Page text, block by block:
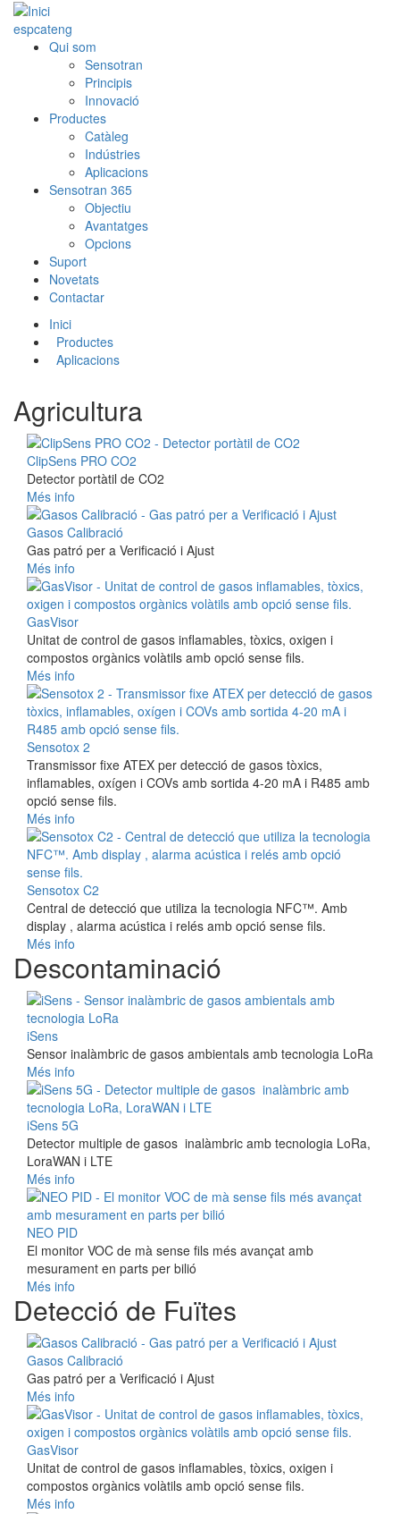
espcateng
Qui som
Sensotran
Principis
Innovació
Productes
Catàleg
Indústries
Aplicacions
Sensotran 365
Objectiu
Avantatges
Opcions
Suport
Novetats
Contactar
Inici
Productes
Aplicacions
Agricultura
ClipSens PRO CO2
Detector portàtil de CO2
Més info
Gasos Calibració
Gas patró per a Verificació i Ajust
Més info
GasVisor
Unitat de control de gasos inflamables, tòxics, oxigen i
compostos orgànics volàtils amb opció sense fils.
Més info
Sensotox 2
Transmissor fixe ATEX per detecció de gasos tòxics,
inflamables, oxígen i COVs amb sortida 4-20 mA i R485 amb
opció sense fils.
Més info
Sensotox C2
Central de detecció que utiliza la tecnologia NFC™. Amb
display , alarma acústica i relés amb opció sense fils.
Més info
Descontaminació
iSens
Sensor inalàmbric de gasos ambientals amb tecnologia LoRa
Més info
iSens 5G
Detector multiple de gasos inalàmbric amb tecnologia LoRa,
LoraWAN i LTE
Més info
NEO PID
El monitor VOC de mà sense fils més avançat amb
mesurament en parts per bilió
Més info
Detecció de Fuïtes
Gasos Calibració
Gas patró per a Verificació i Ajust
Més info
GasVisor
Unitat de control de gasos inflamables, tòxics, oxigen i
compostos orgànics volàtils amb opció sense fils.
Més info